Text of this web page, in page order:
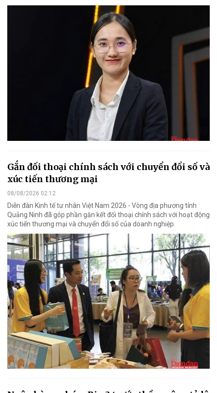
Gắn đối thoại chính sách với chuyển đổi số và
xúc tiến thương mại
08/08/2026 02:12
Diễn đàn Kinh tế tư nhân Việt Nam 2026 - Vòng địa phương tỉnh
Quảng Ninh đã góp phần gắn kết đối thoại chính sách với hoạt động
xúc tiến thương mại và chuyển đổi số của doanh nghiệp.